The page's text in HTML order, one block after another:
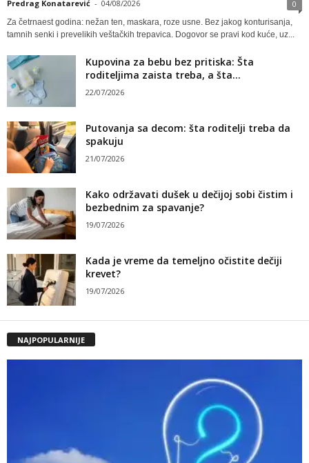
Predrag Konatarević - 04/08/2026 0
Za četrnaest godina: nežan ten, maskara, roze usne. Bez jakog konturisanja,
tamnih senki i prevelikih veštačkih trepavica. Dogovor se pravi kod kuće, uz...
Kupovina za bebu bez pritiska: Šta
roditeljima zaista treba, a šta...
22/07/2026
Putovanja sa decom: šta roditelji treba da
spakuju
21/07/2026
Kako održavati dušek u dečijoj sobi čistim i
bezbednim za spavanje?
19/07/2026
Kada je vreme da temeljno očistite dečiji
krevet?
19/07/2026
NAJPOPULARNIJE